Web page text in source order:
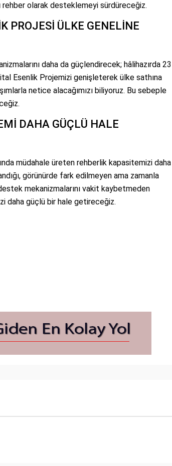
olarak desteklemeyi sürdüreceğiz.
PROJESİ ÜLKE GENELİNE
daha da güçlendirecek; hâlihazırda 23
Esenlik Projemizi genişleterek ülke sathına
netice alacağımızı biliyoruz. Bu sebeple
DAHA GÜÇLÜ HALE
müdahale üreten rehberlik kapasitemizi daha
görünürde fark edilmeyen ama zamanla
mekanizmalarını vakit kaybetmeden
daha güçlü bir hale getireceğiz.